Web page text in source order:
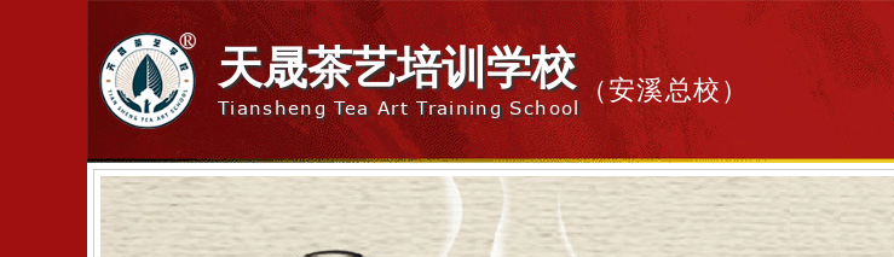
天晟茶艺培训学校
Tiansheng Tea Art Training School
（安溪总校）